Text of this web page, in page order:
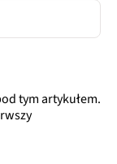
tym artykułem.